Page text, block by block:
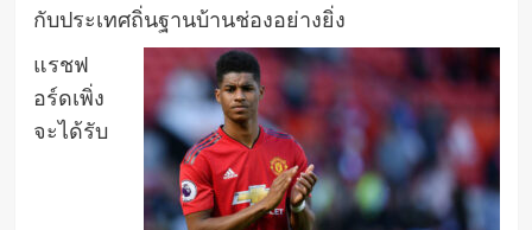
กับประเทศถิ่นฐานบ้านช่องอย่างยิ่ง
แรชฟ
อร์ดเพิ่ง
จะได้รับ